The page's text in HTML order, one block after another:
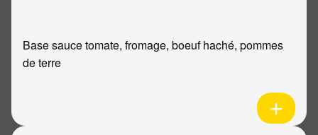
Base sauce tomate, fromage, boeuf haché, pommes
de terre